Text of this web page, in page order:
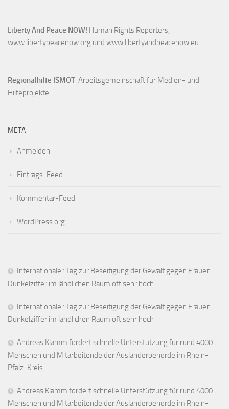
Liberty And Peace NOW! Human Rights Reporters,
www.libertypeacenow.org und www.libertyandpeacenow.eu
Regionalhilfe ISMOT. Arbeitsgemeinschaft für Medien- und
Hilfeprojekte.
META
Anmelden
Eintrags-Feed
Kommentar-Feed
WordPress.org
Internationaler Tag zur Beseitigung der Gewalt gegen Frauen –
Dunkelziffer im ländlichen Raum oft sehr hoch
Internationaler Tag zur Beseitigung der Gewalt gegen Frauen –
Dunkelziffer im ländlichen Raum oft sehr hoch
Andreas Klamm fordert schnelle Unterstützung für rund 4000
Menschen und Mitarbeitende der Ausländerbehörde im Rhein-
Pfalz-Kreis
Andreas Klamm fordert schnelle Unterstützung für rund 4000
Menschen und Mitarbeitende der Ausländerbehörde im Rhein-